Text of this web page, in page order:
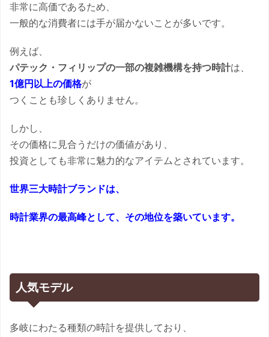
非常に高価であるため、
一般的な消費者には手が届かないことが多いです。
例えば、
パテック・フィリップの一部の複雑機構を持つ時計は、
1億円以上の価格が
つくことも珍しくありません。
しかし、
その価格に見合うだけの価値があり、
投資としても非常に魅力的なアイテムとされています。
世界三大時計ブランドは、
時計業界の最高峰として、 その地位を築いています。
人気モデル
多岐にわたる種類の時計を提供しており、